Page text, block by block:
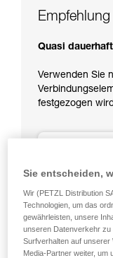
Quasi
Verwenden Sie
festgezogen
Sie entscheiden,
Wir (PETZL Distribution
Technologien, um das
gewährleisten, unsere
unseren Datenverkehr zu
Surfverhalten auf unserer
Media-Partner weiter, um